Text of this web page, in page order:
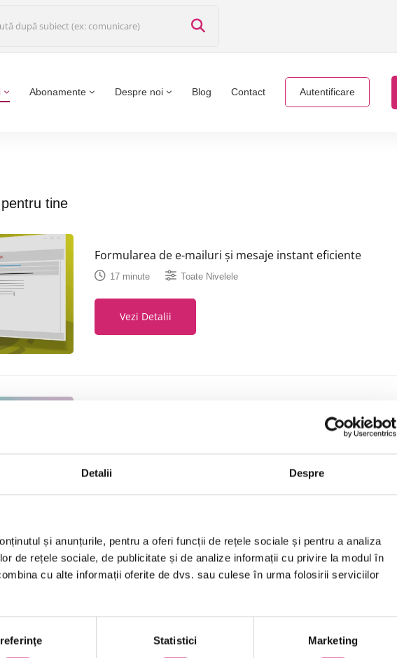
Detalii Despre
și anunțurile, pentru a oferi funcții de rețele sociale și pentru a analiza
de rețele sociale, de publicitate și de analize informații cu privire la modul în
cu alte informații oferite de dvs. sau culese în urma folosirii serviciilor
Statistici Marketing
Abonamente Despre noi Blog Contact Autentificare
tine
Formularea de e-mailuri și mesaje instant eficiente
17 minute Toate Nivelele
Vezi Detalii
Scrierea e-mailurilor în funcție de destinatar
Organizarea e-mailului
Vezi Detalii